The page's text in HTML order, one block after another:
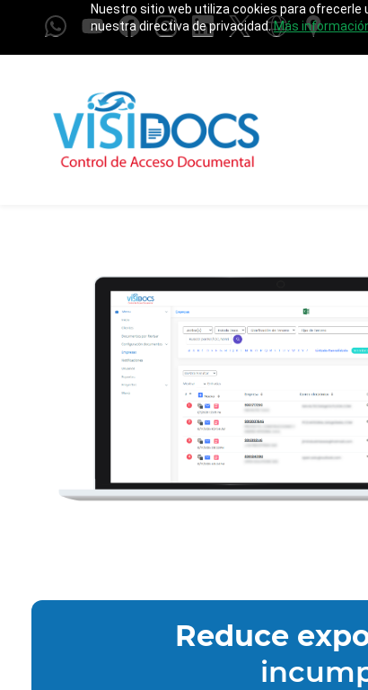
Nuestro sitio web utiliza cookies para ofrecerle
nuestra directiva de privacidad.Más
Reduce